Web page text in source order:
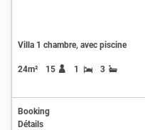
Villa 1 chambre, avec piscine
24m² 15 1 3
Booking
Détails